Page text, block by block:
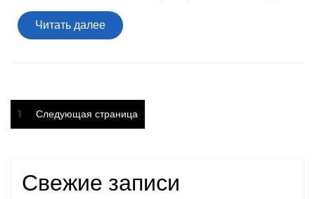
Читать далееЧитать
далее
Пагинация
записей
Страница
1 Следующая страница
Свежие записи